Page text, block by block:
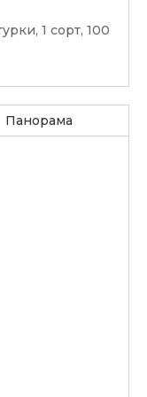
1 сорт, 100
0,5 л
Панорама